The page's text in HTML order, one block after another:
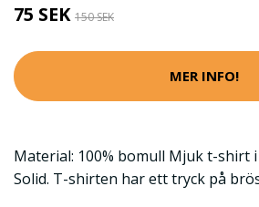
75 SEK 150 SEK
MER INFO!
Material: 100% bomull Mjuk t-shirt
Solid. T-shirten har ett tryck på